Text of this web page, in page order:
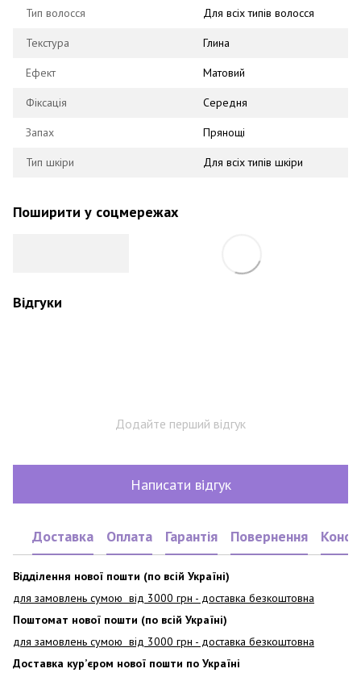
Тип волосся Для всіх типів волосся
Текстура Глина
Ефект Матовий
Фіксація Середня
Запах Прянощі
Тип шкіри Для всіх типів шкіри
Поширити у соцмережах
Відгуки
Додайте перший відгук
Написати відгук
Доставка Оплата Гарантія Повернення
Відділення нової пошти (по всій Україні)
для замовлень сумою від 3000 грн - доставка безкоштовна
Поштомат нової пошти (по всій Україні)
для замовлень сумою від 3000 грн - доставка безкоштовна
Доставка кур’єром нової пошти по Україні